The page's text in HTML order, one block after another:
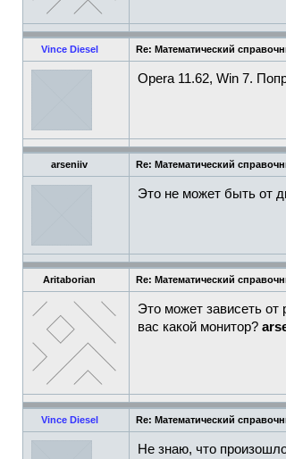
Vince Diesel Re: Математический
Opera 11.62, Win 7.
arseniiv Re: Математический
Это не может быть от
Aritaborian Re: Математический
Это может зависеть от
вас какой монитор?
Vince Diesel Re: Математический
Не знаю, что